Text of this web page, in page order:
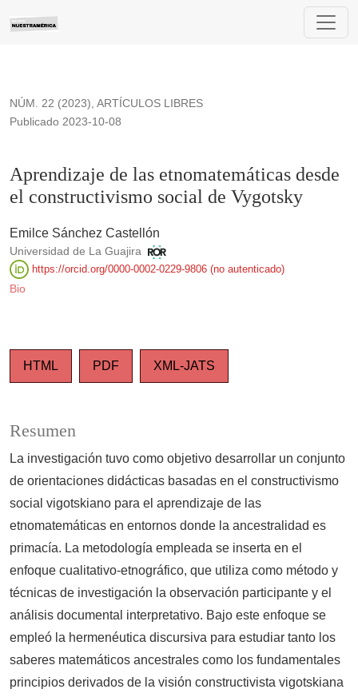
Aprendizaje de las etnomatemáticas desde el
NÚM. 22 (2023), ARTÍCULOS LIBRES
Aprendizaje de las etnomatemáticas desde
el constructivismo social de Vygotsky
Publicado 2023-10-08
Emilce Sánchez Castellón
Universidad de La Guajira
https://orcid.org/0000-0002-0229-9806 (no autenticado)
Bio
HTML PDF XML-JATS
Resumen
La investigación tuvo como objetivo desarrollar un conjunto
de orientaciones didácticas basadas en el constructivismo
social vigotskiano para el aprendizaje de las
etnomatemáticas en entornos donde la ancestralidad es
primacía. La metodología empleada se inserta en el
enfoque cualitativo-etnográfico, que utiliza como método y
técnicas de investigación la observación participante y el
análisis documental interpretativo. Bajo este enfoque se
empleó la hermenéutica discursiva para estudiar tanto los
saberes matemáticos ancestrales como los fundamentales
principios derivados de la visión constructivista vigotskiana